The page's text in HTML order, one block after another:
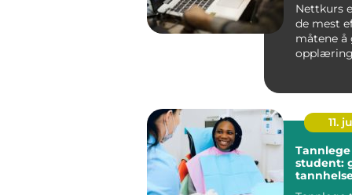
Nettkurs
de mest
måtene å
opplæring
11.
student: